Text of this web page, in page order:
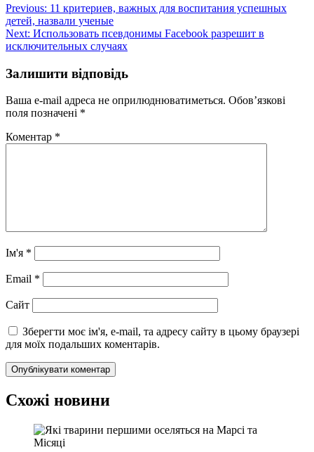
Навігація
записів
Previous: 11 критериев, важных для воспитания успешных
детей, назвали ученые
Next: Использовать псевдонимы Facebook разрешит в
исключительных случаях
Залишити відповідь
Ваша e-mail адреса не оприлюднюватиметься. Обов’язкові
поля позначені *
Коментар *
Ім'я *
Email *
Сайт
Зберегти моє ім'я, e-mail, та адресу сайту в цьому браузері
для моїх подальших коментарів.
Схожі новини